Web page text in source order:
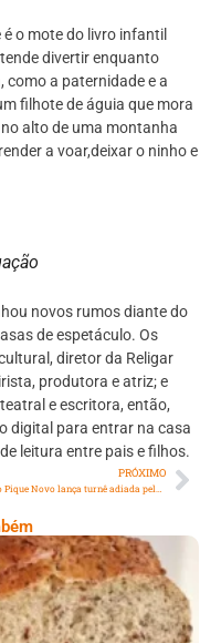
o mote do livro infantil
divertir enquanto
como a paternidade e a
filhote de águia que mora
alto de uma montanha
a voar,deixar o ninho e
novos rumos diante do
de espetáculo. Os
diretor da Religar
produtora e atriz; e
e escritora, então,
digital para entrar na casa
leitura entre pais e filhos.
PRÓXIMO